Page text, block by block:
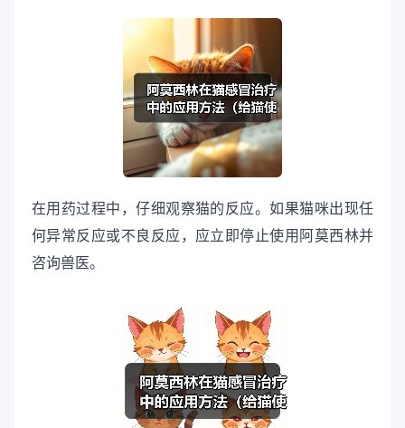
在用药过程中，仔细观察猫的反应。如果猫咪出现任
何异常反应或不良反应，应立即停止使用阿莫西林并
咨询兽医。